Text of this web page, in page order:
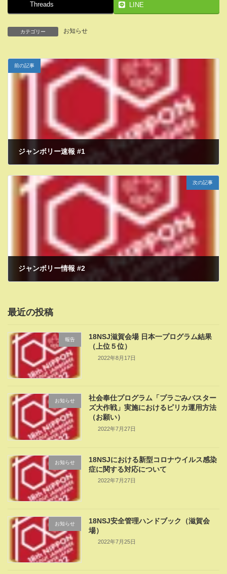
Threads LINE
カテゴリー お知らせ
前の記事
ジャンボリー速報 #1
次の記事
ジャンボリー情報 #2
最近の投稿
報告
18NSJ滋賀会場 日本一プログラム結果
（上位５位）
2022年8月17日
お知らせ
社会奉仕プログラム「プラごみバスター
ズ大作戦」実施におけるピリカ運用方法
（お願い）
2022年7月27日
お知らせ
18NSJにおける新型コロナウイルス感染
症に関する対応について
2022年7月27日
お知らせ
18NSJ安全管理ハンドブック（滋賀会
場）
2022年7月25日